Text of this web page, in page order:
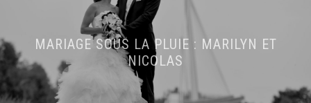
MARIAGE SOUS LA PLUIE : MARILYN ET
NICOLAS